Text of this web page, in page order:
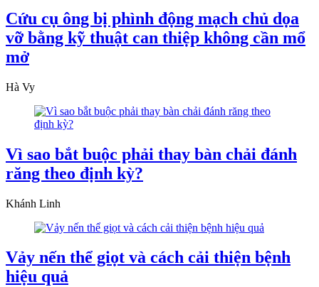
Cứu cụ ông bị phình động mạch chủ dọa
vỡ bằng kỹ thuật can thiệp không cần mổ
mở
Hà Vy
Vì sao bắt buộc phải thay bàn chải đánh
răng theo định kỳ?
Khánh Linh
Vảy nến thể giọt và cách cải thiện bệnh
hiệu quả